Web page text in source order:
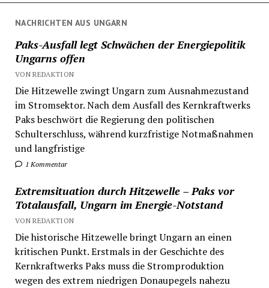
NACHRICHTEN AUS UNGARN
Paks-Ausfall legt Schwächen der Energiepolitik
Ungarns offen
VON REDAKTION
Die Hitzewelle zwingt Ungarn zum Ausnahmezustand
im Stromsektor. Nach dem Ausfall des Kernkraftwerks
Paks beschwört die Regierung den politischen
Schulterschluss, während kurzfristige Notmaßnahmen
und langfristige
1 Kommentar
Extremsituation durch Hitzewelle – Paks vor
Totalausfall, Ungarn im Energie-Notstand
VON REDAKTION
Die historische Hitzewelle bringt Ungarn an einen
kritischen Punkt. Erstmals in der Geschichte des
Kernkraftwerks Paks muss die Stromproduktion
wegen des extrem niedrigen Donaupegels nahezu